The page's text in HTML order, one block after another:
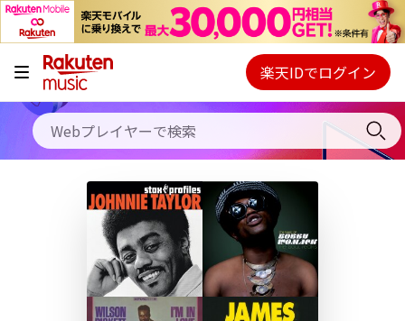
キャンペーン
料金プラン
使い方
初回30日間無料お試し
Webプレイヤー
ご契約内容の確認・変更
楽天IDでログイン